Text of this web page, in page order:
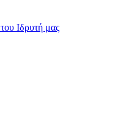
Ιδρυτή μας